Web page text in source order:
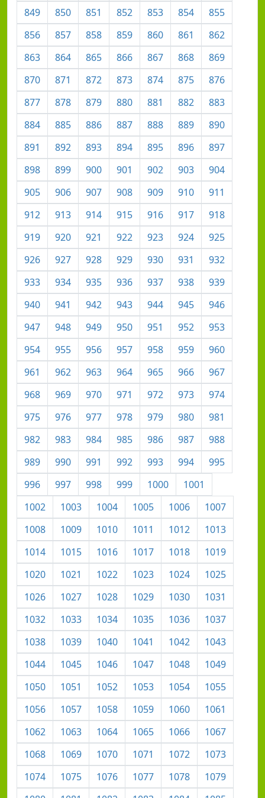
849
850 851 852 853 854
855
856
857 858 859 860 861
862
863
864 865 866 867 868
869
870
871 872 873 874 875
876
877
878 879 880 881 882
883
884
885 886 887 888 889
890
891
892 893 894 895 896
897
898
899 900 901 902 903
904
905
906 907 908 909 910
911
912
913 914 915 916 917
918
919
920 921 922 923 924
925
926
927 928 929 930 931
932
933
934 935 936 937 938
939
940
941 942 943 944 945
946
947
948 949 950 951 952
953
954
955 956 957 958 959
960
961
962 963 964 965 966
967
968
969 970 971 972 973
974
975
976 977 978 979 980
981
982
983 984 985 986 987
988
989
990 991 992 993 994
995
996
997 998 999 1000
1001
1002
1003 1004 1005 1006
1007
1008
1009 1010 1011 1012
1013
1014
1015 1016 1017 1018
1019
1020
1021 1022 1023 1024
1025
1026
1027 1028 1029 1030
1031
1032
1033 1034 1035 1036
1037
1038
1039 1040 1041 1042
1043
1044
1045 1046 1047 1048
1049
1050
1051 1052 1053 1054
1055
1056
1057 1058 1059 1060
1061
1062
1063 1064 1065 1066
1067
1068
1069 1070 1071 1072
1073
1074
1075 1076 1077 1078
1079